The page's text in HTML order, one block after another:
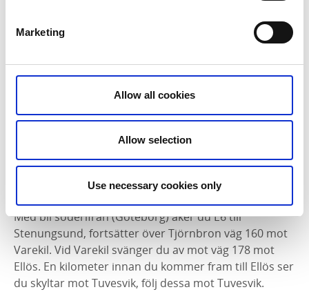
Marketing
Allow all cookies
Allow selection
Use necessary cookies only
Med bil söderifrån (Göteborg) åker du E6 till
Stenungsund, fortsätter över Tjörnbron väg 160 mot
Varekil. Vid Varekil svänger du av mot väg 178 mot
Ellös. En kilometer innan du kommer fram till Ellös ser
du skyltar mot Tuvesvik, följ dessa mot Tuvesvik.